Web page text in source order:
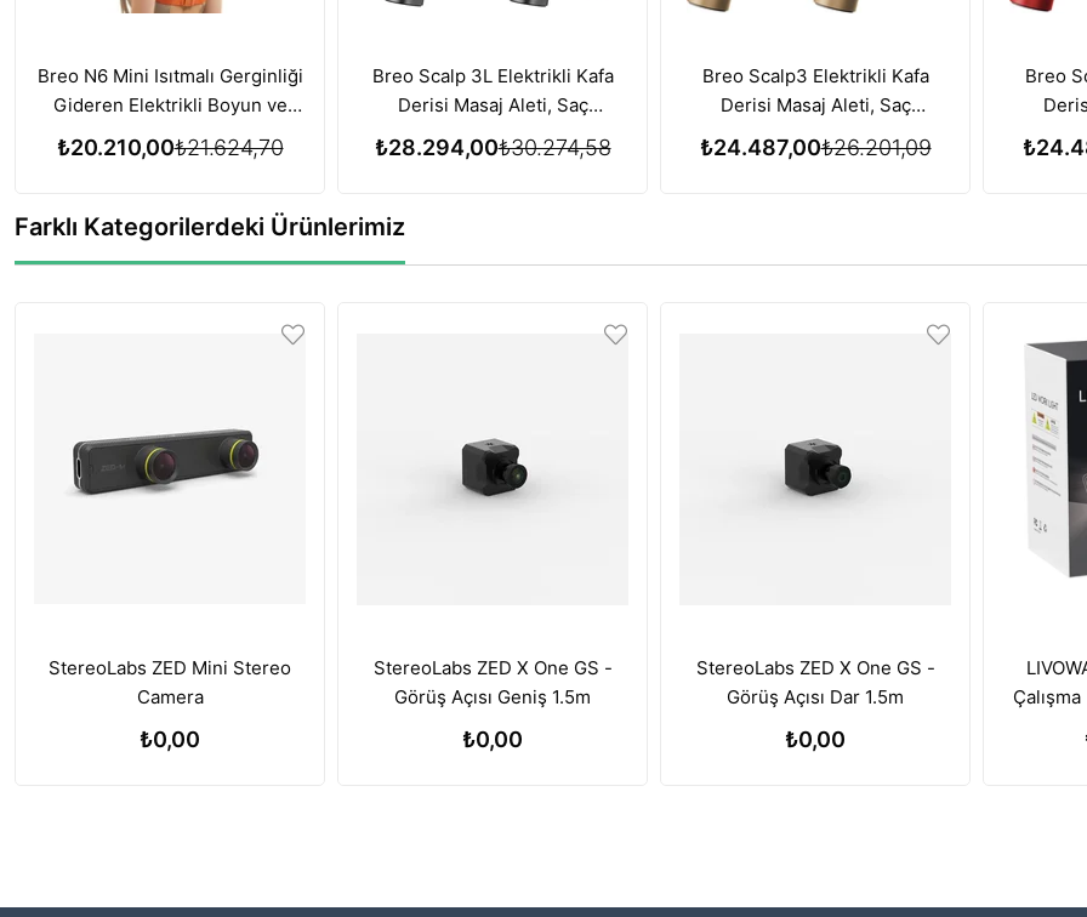
Breo N6 Mini Isıtmalı Gerginliği
Gideren Elektrikli Boyun ve
Omuz Masaj Aleti
₺20.210,00₺21.624,70
Breo Scalp 3L Elektrikli Kafa
Derisi Masaj Aleti, Saç
Büyümesi için Kırmızı Işık
Terapisi Özelliğiyle
₺28.294,00₺30.274,58
Breo Scalp3 Elektrikli Kafa
Derisi Masaj Aleti, Saç
Büyümesi için Kırmızı Işık
Terapisi Özelliği - Gold
₺24.487,00₺26.201,09
Breo
Farklı Kategorilerdeki Ürünlerimiz
StereoLabs ZED Mini Stereo
Camera
₺0,00
StereoLabs ZED X One GS -
Görüş Açısı Geniş 1.5m
₺0,00
StereoLabs ZED X One GS -
Görüş Açısı Dar 1.5m
₺0,00